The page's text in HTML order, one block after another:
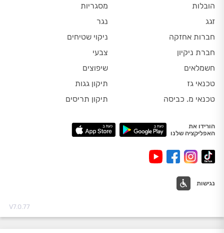
הובלות
זגג
חברות אחזקה
חברת ניקיון
חשמלאים
טכנאי גז
טכנאי מ. כביסה
מסגריות
נגר
ניקוי שטיחים
צבעי
שיפוצים
תיקון גגות
תיקון תריסים
הורידו את
האפליקציה שלנו
נגישות
V7.0.77